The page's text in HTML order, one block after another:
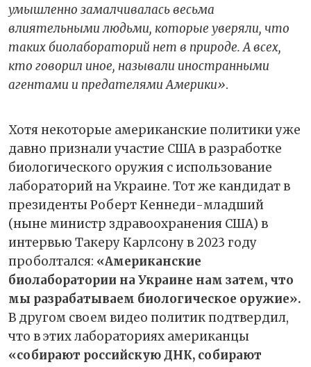
умышленно замалчивалась весьма
влиятельными людьми, которые уверяли, что
таких биолабораторий нет в природе. А всех,
кто говорил иное, называли иностранными
агентами и предателями Америки».
Хотя некоторые американские политики уже
давно признали участие США в разработке
биологического оружия с использование
лабораторий на Украине. Тот же кандидат в
президенты Роберт Кеннеди-младший
(ныне министр здравоохранения США) в
интервью Такеру Карлсону в 2023 году
проболтался: «Американские
биолаборатории на Украине нам затем, что
мы разрабатываем биологическое оружие».
В другом своем видео политик подтвердил,
что в этих лабораториях американцы
«собирают российскую ДНК, собирают